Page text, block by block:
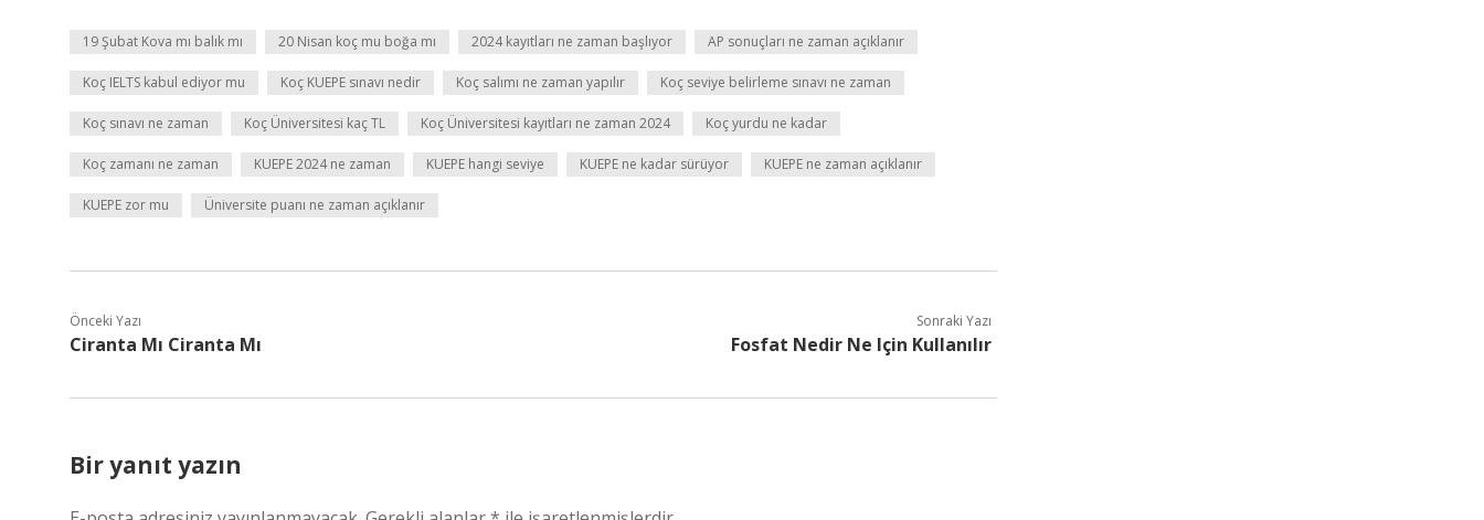
19 Şubat Kova mı balık mı 20 Nisan koç mu boğa mı 2024 kayıtları ne zaman başlıyor AP sonuçları ne zaman açıklanır
Koç IELTS kabul ediyor mu Koç KUEPE sınavı nedir Koç salımı ne zaman yapılır Koç seviye belirleme sınavı ne zaman
Koç sınavı ne zaman Koç Üniversitesi kaç TL Koç Üniversitesi kayıtları ne zaman 2024 Koç yurdu ne kadar
Koç zamanı ne zaman KUEPE 2024 ne zaman KUEPE hangi seviye KUEPE ne kadar sürüyor KUEPE ne zaman açıklanır
KUEPE zor mu Üniversite puanı ne zaman açıklanır
Önceki Yazı
Ciranta Mı Ciranta Mı
Sonraki Yazı
Fosfat Nedir Ne Için Kullanılır
Bir yanıt yazın